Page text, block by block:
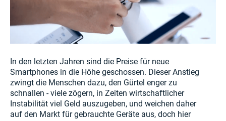
In den letzten Jahren sind die Preise für neue
Smartphones in die Höhe geschossen. Dieser Anstieg
zwingt die Menschen dazu, den Gürtel enger zu
schnallen - viele zögern, in Zeiten wirtschaftlicher
Instabilität viel Geld auszugeben, und weichen daher
auf den Markt für gebrauchte Geräte aus, doch hier